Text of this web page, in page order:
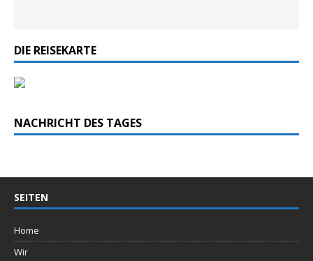
DIE REISEKARTE
NACHRICHT DES TAGES
SEITEN
Home
Wir